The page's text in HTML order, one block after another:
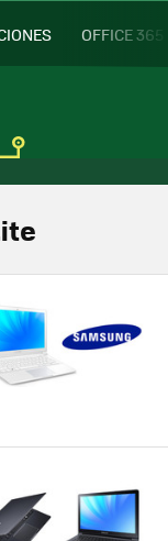
OFFICE 365